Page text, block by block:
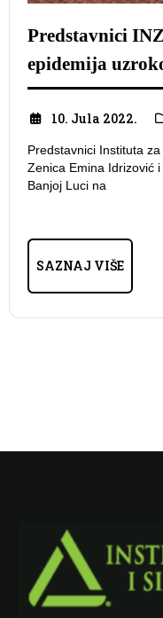
Predstavnici
epidemija
10. Jula 2022.
Predstavnici Instituta
Zenica Emina Idrizović
Banjoj Luci na
SAZNAJ VIŠE